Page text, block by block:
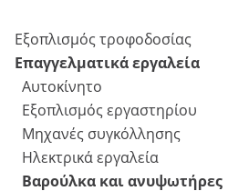
Εξοπλισμός τροφοδοσίας
Επαγγελματικά εργαλεία
Αυτοκίνητο
Εξοπλισμός εργαστηρίου
Μηχανές συγκόλλησης
Ηλεκτρικά εργαλεία
Βαρούλκα και ανυψωτήρες